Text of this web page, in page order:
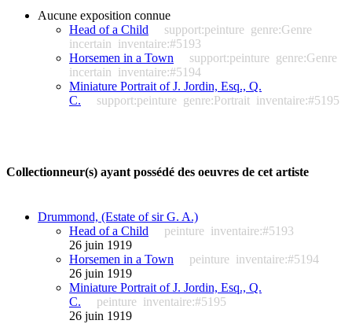
Aucune exposition connue
Head of a Child
support:peinture genre:Genre
incertain inventaire:#5193
Horsemen in a Town
support:peinture genre:Genre
incertain inventaire:#5194
Miniature Portrait of J. Jordin, Esq., Q.
C.
support:peinture genre:Portrait inventaire:#5195
Collectionneur(s) ayant possédé des oeuvres de cet artiste
Drummond, (Estate of sir G. A.)
Head of a Child
peinture inventaire:#5193
26 juin 1919
Horsemen in a Town
peinture inventaire:#5194
26 juin 1919
Miniature Portrait of J. Jordin, Esq., Q.
C.
peinture inventaire:#5195
26 juin 1919